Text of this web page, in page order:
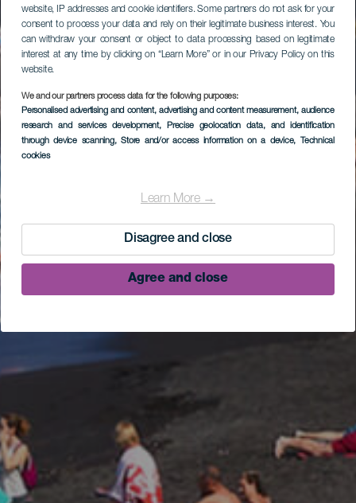
website, IP addresses and cookie identifiers. Some partners do not ask for your
consent to process your data and rely on their legitimate business interest. You
can withdraw your consent or object to data processing based on legitimate
interest at any time by clicking on “Learn More” or in our Privacy Policy on this
website.
We and our partners process data for the following purposes:
Personalised advertising and content, advertising and content measurement, audience
research and services development, Precise geolocation data, and identification
through device scanning, Store and/or access information on a device, Technical
cookies
Learn More →
Disagree and close
Agree and close